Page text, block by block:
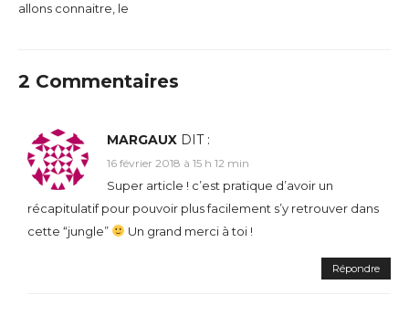
allons connaitre, le
2 Commentaires
MARGAUX DIT :
16 février 2018 à 15 h 12 min
Super article ! c’est pratique d’avoir un
récapitulatif pour pouvoir plus facilement s’y retrouver dans
cette “jungle”
Un grand merci à toi !
Répondre